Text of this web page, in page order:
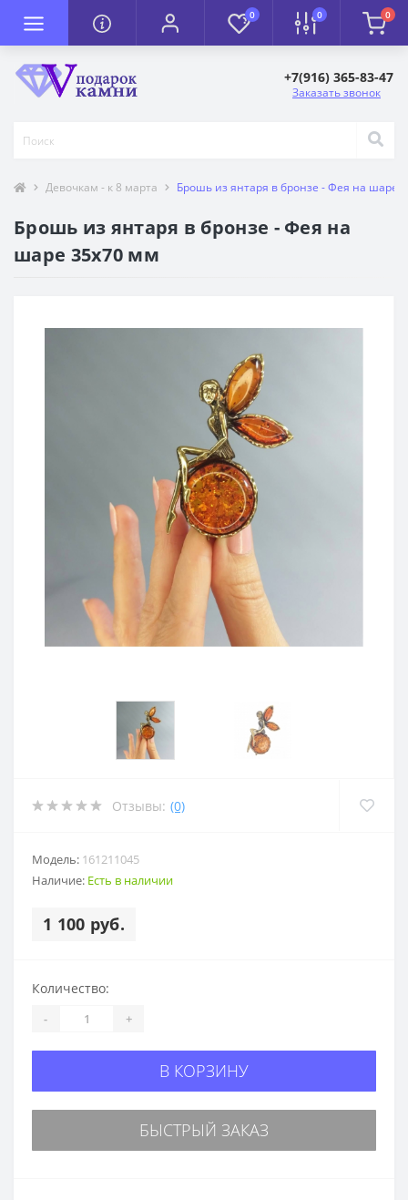
0 0 0
+7(916) 365-83-47
Заказать звонок
Девочкам - к 8 марта Брошь из янтаря в бронзе - Фея на шаре
Брошь из янтаря в бронзе - Фея на
шаре 35х70 мм
Отзывы: (0)
Модель: 161211045
Наличие: Есть в наличии
1 100 руб.
Количество:
- +
В КОРЗИНУ
БЫСТРЫЙ ЗАКАЗ